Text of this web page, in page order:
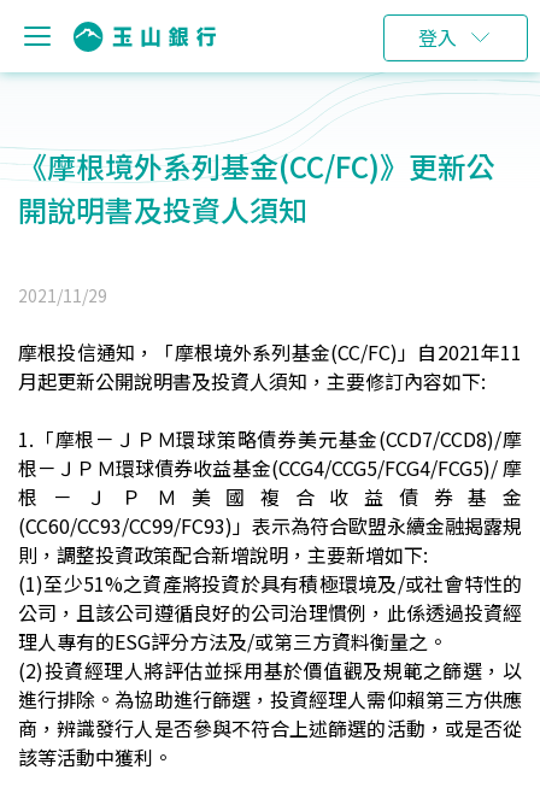
登入
《摩根境外系列基金(CC/FC)》更新公
開說明書及投資人須知
2021/11/29
摩根投信通知，「摩根境外系列基金(CC/FC)」自2021年11
月起更新公開說明書及投資人須知，主要修訂內容如下:
1. 「摩根－ＪＰＭ環球策略債券美元基金(CCD7/CCD8)/摩
根－ＪＰＭ環球債券收益基金(CCG4/CCG5/FCG4/FCG5)/摩
根－ＪＰＭ美國複合收益債券基金
(CC60/CC93/CC99/FC93)」表示為符合歐盟永續金融揭露規
則，調整投資政策配合新增說明，主要新增如下:
(1)至少51%之資產將投資於具有積極環境及/或社會特性的
公司，且該公司遵循良好的公司治理慣例，此係透過投資經
理人專有的ESG評分方法及/或第三方資料衡量之。
(2)投資經理人將評估並採用基於價值觀及規範之篩選，以
進行排除。為協助進行篩選，投資經理人需仰賴第三方供應
商，辨識發行人是否參與不符合上述篩選的活動，或是否從
該等活動中獲利。